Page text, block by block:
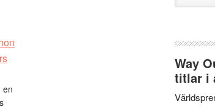
en
Way
titlar i